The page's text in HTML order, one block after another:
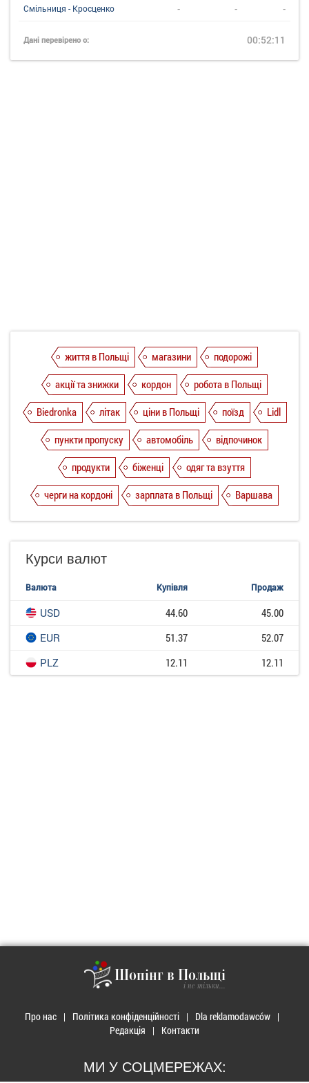
Смільниця - Кросценко - - -
Дані перевірено о: 00:52:11
життя в Польщі магазини
подорожі
акції та знижки
кордон
робота в Польщі
Biedronka
літак ціни в Польщі поїзд
Lidl
пункти пропуску
автомобіль
відпочинок
продукти
біженці
одяг та взуття
черги на кордоні
зарплата в Польщі Варшава
Курси валют
Валюта Купівля Продаж
USD 44.60
45.00
EUR
51.37
52.07
PLZ
12.11 12.11
Шопінг в Польщі
і не тільки...
Про нас Політика конфіденційності
Dla reklamodawców
Редакція
Контакти
МИ У СОЦМЕРЕЖАХ: